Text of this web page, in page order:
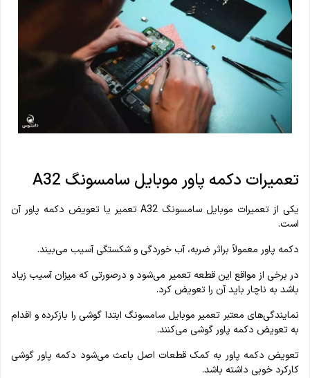
تعمیرات دکمه پاور موبایل سامسونگ A32
یکی از تعمیرات موبایل سامسونگ A32 تعمیر یا تعویض دکمه پاور آن
است.
دکمه پاور معمولاً براثر ضربه، آب خوردگی و شکستگی آسیب می‌بیند.
در برخی از مواقع این قطعه تعمیر می‌شود و درصورتی‌ که میزان آسیب زیاد
باشد به‌ ناچار باید آن را تعویض کرد.
نمایندگی‌های معتبر تعمیر موبایل سامسونگ ابتدا گوشی را بازکرده و اقدام
به تعویض دکمه پاور گوشی می‌کنند.
تعویض دکمه پاور به کمک قطعات اصل باعث می‌شود دکمه پاور گوشی
کارکرد خوبی داشته باشد.